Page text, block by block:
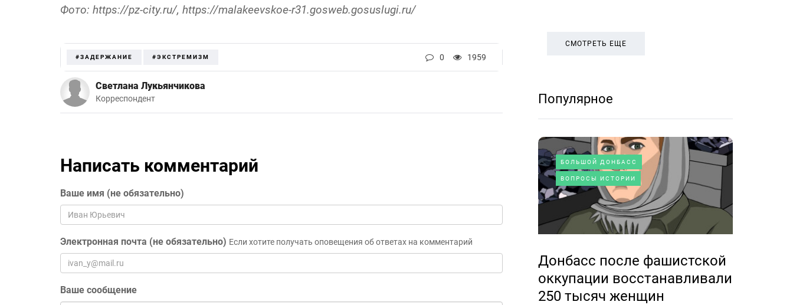
Фото: https://pz-city.ru/, https://malakeevskoe-r31.gosweb.gosuslugi.ru/
#ЗАДЕРЖАНИЕ #ЭКСТРЕМИЗМ 0 1959
Светлана Лукьянчикова
Корреспондент
Написать комментарий
Ваше имя (не обязательно)
Электронная почта (не обязательно) Если хотите получать оповещения об ответах на комментарий
Ваше сообщение
СМОТРЕТЬ ЕЩЕ
Популярное
БОЛЬШОЙ ДОНБАСС
ВОПРОСЫ ИСТОРИИ
Донбасс после фашистской
оккупации восстанавливали
250 тысяч женщин